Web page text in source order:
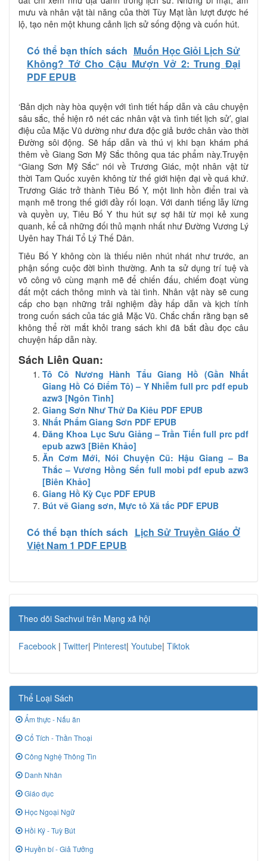
mưu và nhân vật tài năng của thời Tùy Mạt lần lượt được hé
lộ, tạo nên một khung cảnh lịch sử sống động và cuốn hút.
Có thể bạn thích sách Muốn Học Giỏi Lịch Sử
Không? Tớ Cho Cậu Mượn Vở 2: Trung Đại
PDF EPUB
‘Bản dịch này hòa quyện với tình tiết hấp dẫn và câu chuyện
sâu sắc, thể hiện rõ nét các nhân vật và tình tiết lịch sử’, giai
điệu của Mặc Vũ dường như đưa độc giả bước chân vào thời
Đường sôi động. Sẽ hấp dẫn và thú vị khi bạn khám phá
thêm về Giang Sơn Mỹ Sắc thông qua tác phẩm này.Truyện
“Giang Sơn Mỹ Sắc” nói về Trương Giác, một nhân vật từ
thời Tam Quốc xuyên không từ thế giới hiện đại về quá khứ.
Trương Giác trở thành Tiêu Bố Y, một linh hồn điển trai và
mạnh mẽ trong thế giới đầy rối loạn. Với danh tiếng lẫy lừng
và quyền uy, Tiêu Bố Y thu hút sự sợ hãi từ mọi kẻ xung
quanh, kể cả những đối thủ mạnh nhất như Đường Vương Lý
Uyên hay Thái Tổ Lý Thế Dân.
Tiêu Bố Y không còn là thiếu niên nhút nhát như trước, an
phận sống cuộc đời bình thường. Anh ta sử dụng trí tuệ và
võ công vô cùng mạnh mẽ để chiến đấu, chiếm đoạt vùng
đất một cách thông minh và tài tình. Nhân vật này sẽ cung
cấp cho bạn những trải nghiệm đầy hấp dẫn và kịch tính
trong cuốn sách của tác giả Mặc Vũ. Chắc chắn rằng bạn sẽ
không thể rời mắt khỏi trang sách khi đã bắt đầu đọc câu
chuyện hấp dẫn này.
Sách Liên Quan:
Tô Cô Nương Hành Tẩu Giang Hồ (Gần Nhất
Giang Hồ Có Điểm Tô) – Y Nhiễm full prc pdf epub
azw3 [Ngôn Tình]
Giang Sơn Như Thử Đa Kiêu PDF EPUB
Nhất Phẩm Giang Sơn PDF EPUB
Đăng Khoa Lục Sưu Giảng – Trần Tiến full prc pdf
epub azw3 [Biên Khảo]
Ăn Cơm Mới, Nói Chuyện Cũ: Hậu Giang – Ba
Thắc – Vương Hồng Sển full mobi pdf epub azw3
[Biên Khảo]
Giang Hồ Kỳ Cục PDF EPUB
Bút vẽ Giang sơn, Mực tô Xã tắc PDF EPUB
Có thể bạn thích sách Lịch Sử Truyền Giáo Ở
Việt Nam 1 PDF EPUB
Theo dõi Sachvui trên Mạng xã hội
Facebook | Twitter| Pinterest| Youtube| Tiktok
Thể Loại Sách
Ẩm thực - Nấu ăn
Cổ Tích - Thần Thoại
Công Nghệ Thông Tin
Danh Nhân
Giáo dục
Học Ngoại Ngữ
Hồi Ký - Tuỳ Bút
Huyền bí - Giả Tưởng